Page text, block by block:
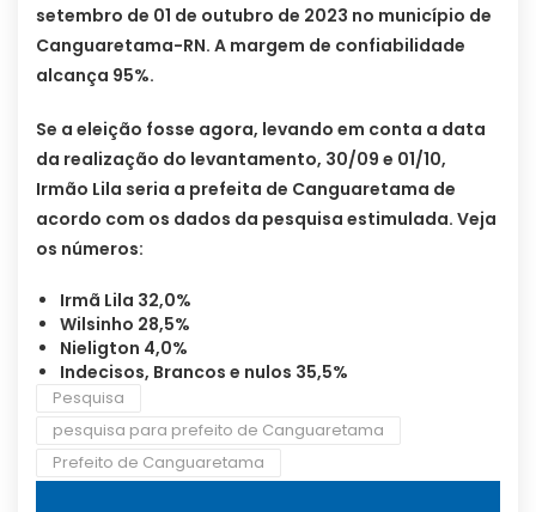
setembro de 01 de outubro de 2023 no município de
Canguaretama-RN. A margem de confiabilidade
alcança 95%.
Se a eleição fosse agora, levando em conta a data
da realização do levantamento, 30/09 e 01/10,
Irmão Lila seria a prefeita de Canguaretama de
acordo com os dados da pesquisa estimulada. Veja
os números:
Irmã Lila 32,0%
Wilsinho 28,5%
Nieligton 4,0%
Indecisos, Brancos e nulos 35,5%
Pesquisa
pesquisa para prefeito de Canguaretama
Prefeito de Canguaretama